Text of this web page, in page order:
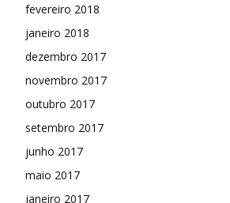
fevereiro 2018
janeiro 2018
dezembro 2017
novembro 2017
outubro 2017
setembro 2017
junho 2017
maio 2017
janeiro 2017